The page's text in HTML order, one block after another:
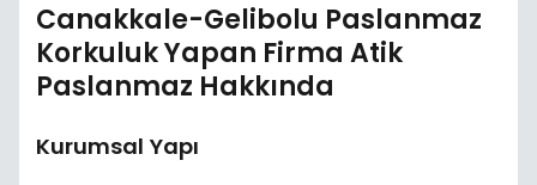
Canakkale-Gelibolu Paslanmaz
Korkuluk Yapan Firma Atik
Paslanmaz Hakkında
Kurumsal Yapı